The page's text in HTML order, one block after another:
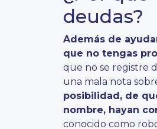
deudas?
Además de
que no tengas
que no se registre
una mala nota
posibilidad, de
nombre, hayan
conocido como